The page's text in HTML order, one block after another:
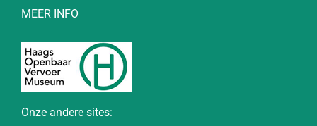
MEER INFO
Onze andere sites: